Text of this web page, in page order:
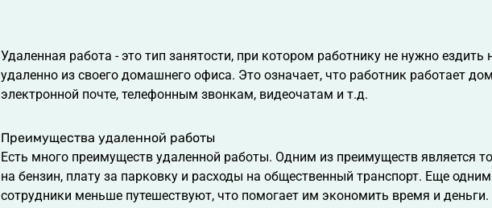
Удаленная работа - это тип занятости, при котором работнику не нужно
удаленно из своего домашнего офиса. Это означает, что работник работает
электронной почте, телефонным звонкам, видеочатам и т.д.
Преимущества удаленной работы
Есть много преимуществ удаленной работы. Одним из преимуществ является
на бензин, плату за парковку и расходы на общественный транспорт. Еще
сотрудники меньше путешествуют, что помогает им экономить время и